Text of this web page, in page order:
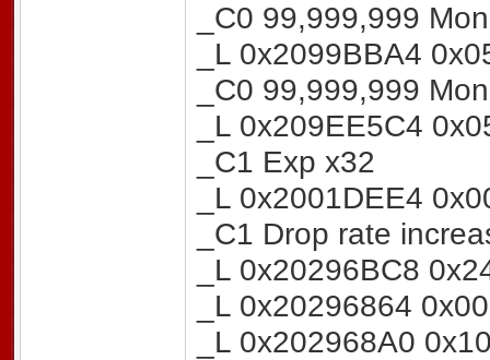
_C0 99,999,999
_L 0x2099BBA4
_C0 99,999,999
_L 0x209EE5C4
_C1 Exp x32
_L 0x2001DEE4
_C1 Drop rate
_L 0x20296BC8
_L 0x20296864
_L 0x202968A0